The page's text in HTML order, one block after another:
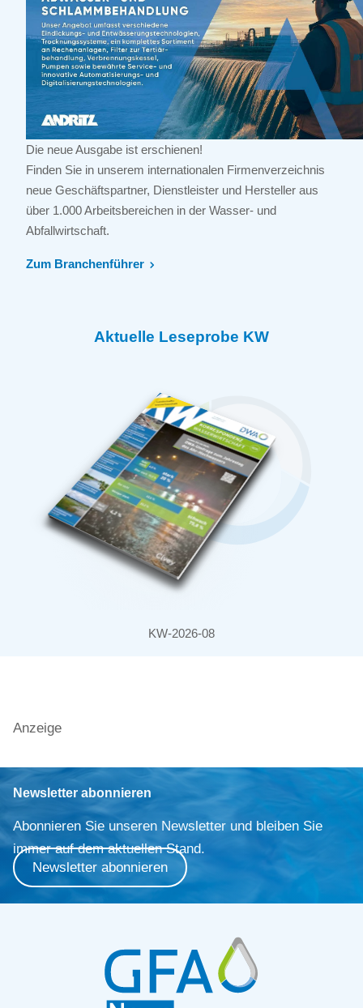
Die neue Ausgabe ist erschienen!
Finden Sie in unserem internationalen Firmenverzeichnis
neue Geschäftspartner, Dienstleister und Hersteller aus
über 1.000 Arbeitsbereichen in der Wasser- und
Abfallwirtschaft.
Zum Branchenführer
Aktuelle Leseprobe KW
KW-2026-08
Anzeige
Newsletter abonnieren
Abonnieren Sie unseren Newsletter und bleiben Sie
immer auf dem aktuellen Stand.
Newsletter abonnieren